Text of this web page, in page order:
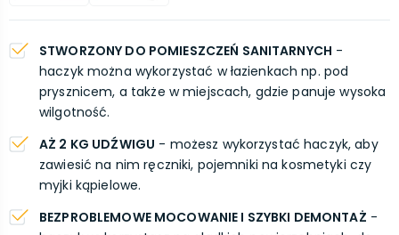
STWORZONY DO POMIESZCZEŃ SANITARNYCH -
haczyk można wykorzystać w łazienkach np. pod
prysznicem, a także w miejscach, gdzie panuje wysoka
wilgotność.
AŻ 2 KG UDŹWIGU - możesz wykorzystać haczyk, aby
zawiesić na nim ręczniki, pojemniki na kosmetyki czy
myjki kąpielowe.
BEZPROBLEMOWE MOCOWANIE I SZYBKI DEMONTAŻ -